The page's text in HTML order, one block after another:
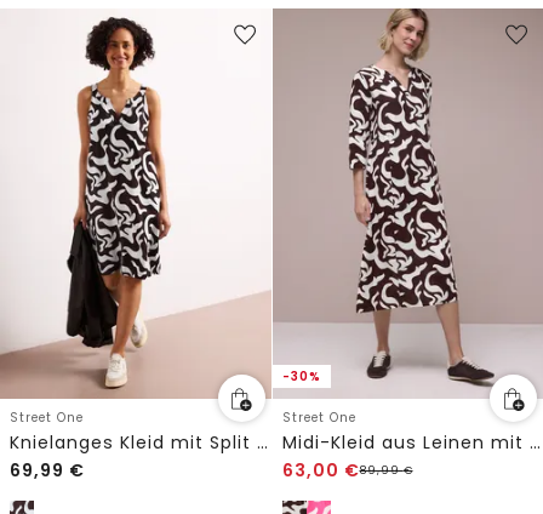
Street One
Knielanges Kleid mit Split Neck aus Leinen
69,99 €
-30%
Street One
Midi-Kleid aus Leinen mit Print
63,00 €89,99€